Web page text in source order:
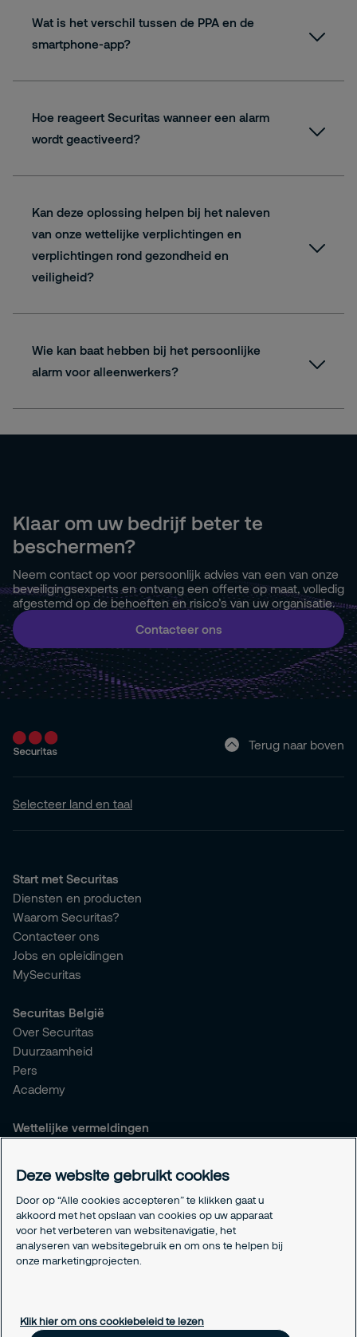
Wat is het verschil tussen de PPA en de
smartphone-app?
Hoe reageert Securitas wanneer een alarm
wordt geactiveerd?
Kan deze oplossing helpen bij het naleven
van onze wettelijke verplichtingen en
verplichtingen rond gezondheid en
veiligheid?
Wie kan baat hebben bij het persoonlijke
alarm voor alleenwerkers?
Klaar om uw bedrijf beter te
beschermen?
Neem contact op voor persoonlijk advies van een van onze
beveiligingsexperts en ontvang een offerte op maat, volledig
afgestemd op de behoeften en risico’s van uw organisatie.
Contacteer ons
Terug naar boven
Selecteer land en taal
Start met Securitas
Diensten en producten
Waarom Securitas?
Contacteer ons
Jobs en opleidingen
MySecuritas
Securitas België
Over Securitas
Duurzaamheid
Pers
Academy
Wettelijke vermeldingen
Responsible disclosure
Verzekeringen
Wettelijke vermeldingen
Info betaalnummers
Cookie-instellingen
Deze website gebruikt cookies
Door op “Alle cookies accepteren” te klikken gaat u
akkoord met het opslaan van cookies op uw apparaat
voor het verbeteren van websitenavigatie, het
analyseren van websitegebruik en om ons te helpen bij
onze marketingprojecten.
Klik hier om ons cookiebeleid te lezen